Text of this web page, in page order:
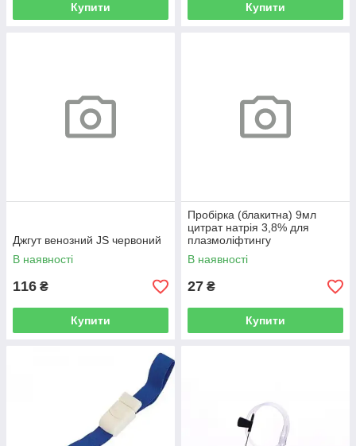
Купити Купити
Джгут венозний JS червоний
В наявності
116 ₴
Купити
Пробірка (блакитна) 9мл
цитрат натрія 3,8% для
плазмоліфтингу
В наявності
27 ₴
Купити